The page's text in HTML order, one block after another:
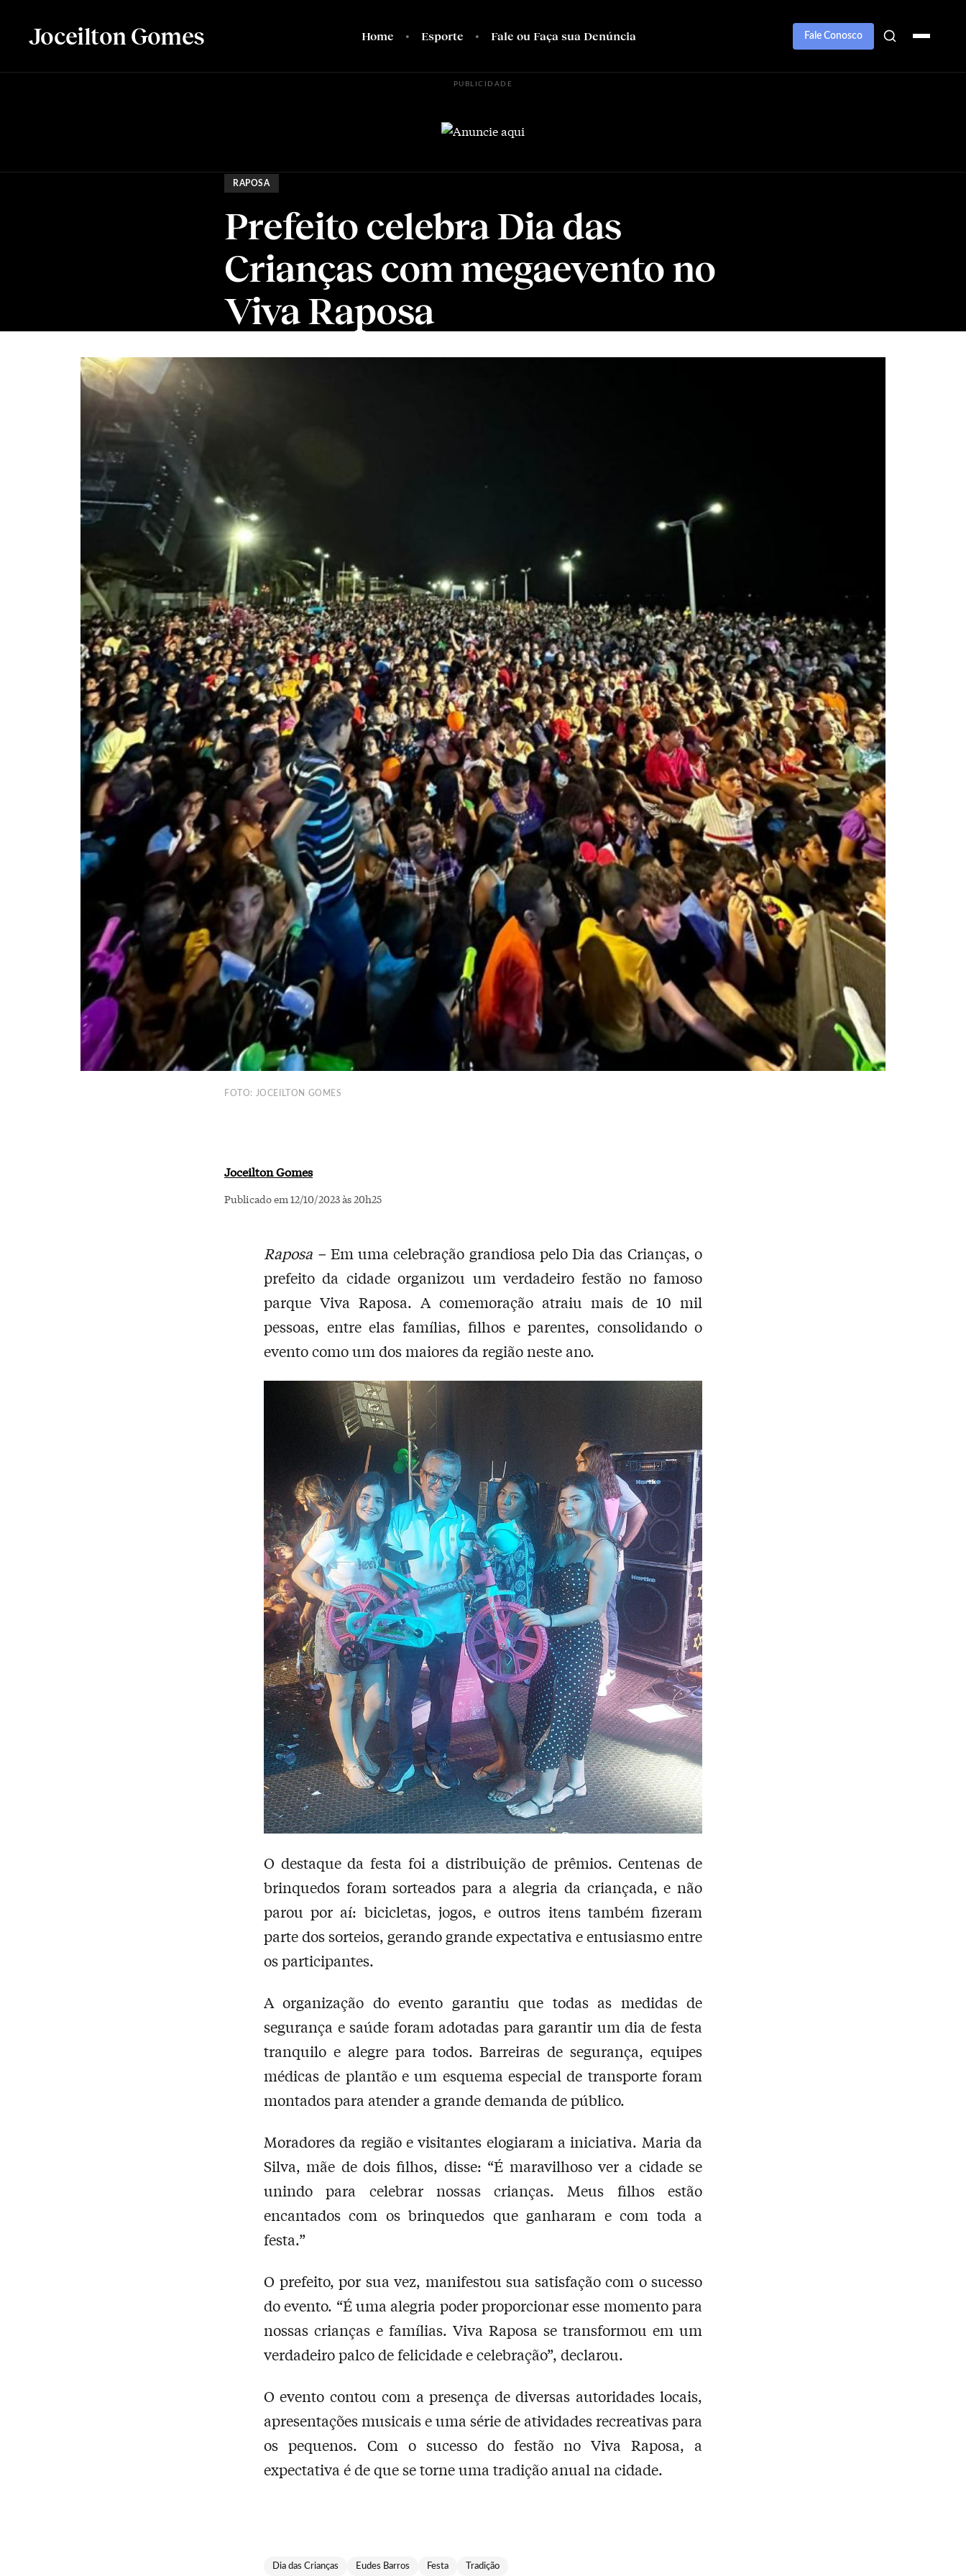
Joceilton Gomes Home Esporte Fale ou Faça sua Denúncia Fale Conosco
PUBLICIDADE
RAPOSA
Prefeito celebra Dia das
Crianças com megaevento no
Viva Raposa
FOTO: JOCEILTON GOMES
Joceilton Gomes
Publicado em 12/10/2023 às 20h25
Raposa –Em uma celebração grandiosa pelo Dia das Crianças, o
prefeito da cidade organizou um verdadeiro festão no famoso
parque Viva Raposa. A comemoração atraiu mais de 10 mil
pessoas, entre elas famílias, filhos e parentes, consolidando o
evento como um dos maiores da região neste ano.
O destaque da festa foi a distribuição de prêmios. Centenas de
brinquedos foram sorteados para a alegria da criançada, e não
parou por aí: bicicletas, jogos, e outros itens também fizeram
parte dos sorteios, gerando grande expectativa e entusiasmo entre
os participantes.
A organização do evento garantiu que todas as medidas de
segurança e saúde foram adotadas para garantir um dia de festa
tranquilo e alegre para todos. Barreiras de segurança, equipes
médicas de plantão e um esquema especial de transporte foram
montados para atender a grande demanda de público.
Moradores da região e visitantes elogiaram a iniciativa. Maria da
Silva, mãe de dois filhos, disse: “É maravilhoso ver a cidade se
unindo para celebrar nossas crianças. Meus filhos estão
encantados com os brinquedos que ganharam e com toda a
festa.”
O prefeito, por sua vez, manifestou sua satisfação com o sucesso
do evento. “É uma alegria poder proporcionar esse momento para
nossas crianças e famílias. Viva Raposa se transformou em um
verdadeiro palco de felicidade e celebração”, declarou.
O evento contou com a presença de diversas autoridades locais,
apresentações musicais e uma série de atividades recreativas para
os pequenos. Com o sucesso do festão no Viva Raposa, a
expectativa é de que se torne uma tradição anual na cidade.
Dia das Crianças Eudes Barros Festa Tradição